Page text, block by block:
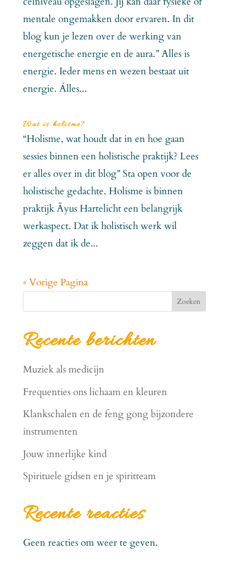
mentale ongemakken door ervaren. In dit
blog kun je lezen over de werking van
energetische energie en de aura.” Alles is
energie. Ieder mens en wezen bestaat uit
energie. Álles...
Wat is holisme?
“Holisme, wat houdt dat in en hoe gaan
sessies binnen een holistische praktijk? Lees
er alles over in dit blog” Sta open voor de
holistische gedachte. Holisme is binnen
praktijk Āyus Hartelicht een belangrijk
werkaspect. Dat ik holistisch werk wil
zeggen dat ik de...
« Vorige Pagina
Zoeken
Recente berichten
Muziek als medicijn
Frequenties ons lichaam en kleuren
Klankschalen en de feng gong bijzondere
instrumenten
Jouw innerlijke kind
Spirituele gidsen en je spiritteam
Recente reacties
Geen reacties om weer te geven.